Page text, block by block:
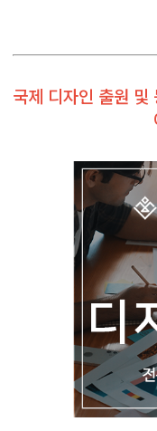
국제 디자인 출원